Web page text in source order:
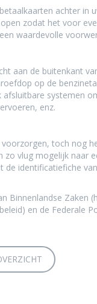
achter in
zodat het voor
waardevolle
aan de buitenkant
op de
afsluitbare systemen
enz.
voorzorgen, toch nog
zo vlug mogelijk naar
de identificatiefiche
Binnenlandse Zaken
en de Federale